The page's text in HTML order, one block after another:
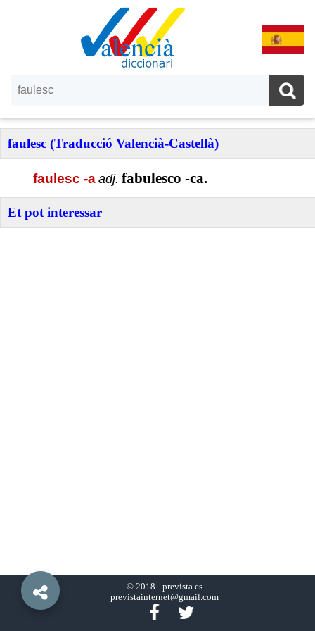
faulesc (Traducció Valencià-Castellà)
faulesc -a adj. fabulesco -ca.
Et pot interessar
© 2018 - prevista.es
previstainternet@gmail.com